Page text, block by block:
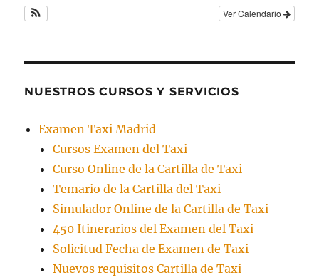
Ver Calendario
NUESTROS CURSOS Y SERVICIOS
Examen Taxi Madrid
Cursos Examen del Taxi
Curso Online de la Cartilla de Taxi
Temario de la Cartilla del Taxi
Simulador Online de la Cartilla de Taxi
450 Itinerarios del Examen del Taxi
Solicitud Fecha de Examen de Taxi
Nuevos requisitos Cartilla de Taxi